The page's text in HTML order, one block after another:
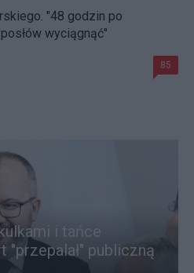
"48 godzin po
wyciągnąć"
85
i tańce
"przepalał" publiczną